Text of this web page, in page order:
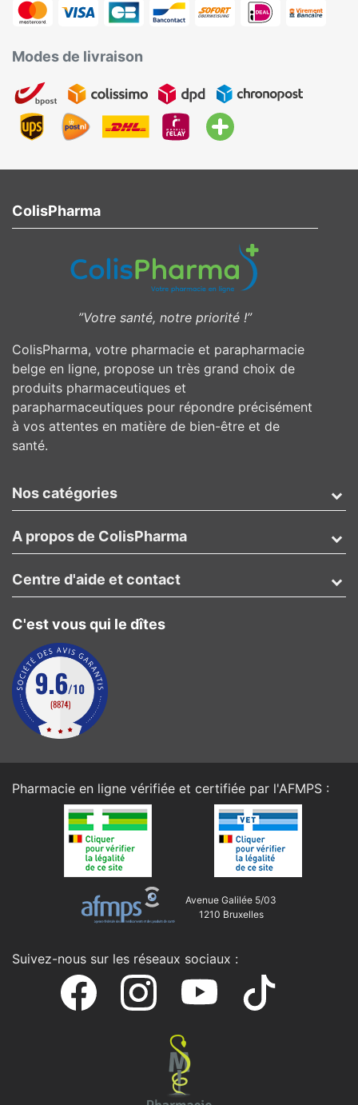
Modes de livraison
ColisPharma
”Votre santé, notre priorité !”
ColisPharma, votre pharmacie et parapharmacie
belge en ligne, propose un très grand choix de
produits pharmaceutiques et
parapharmaceutiques pour répondre précisément
à vos attentes en matière de bien-être et de
santé.
Nos catégories
A propos de ColisPharma
C'est vous qui le dîtes
Centre d'aide et contact
Pharmacie en ligne vérifiée et certifiée par l'AFMPS :
Avenue Galilée 5/03
1210 Bruxelles
Suivez-nous sur les réseaux sociaux :